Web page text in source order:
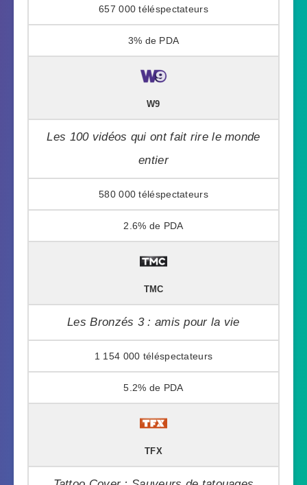
657 000
3%
W9
Les 100 vidéos qui ont fait rire le monde
entier
580 000
2.6%
TMC
Les Bronzés 3 : amis pour la vie
1 154 000
5.2%
TFX